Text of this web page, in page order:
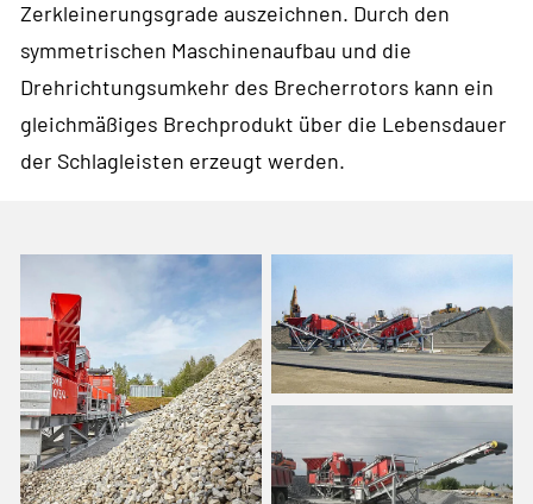
Zerkleinerungsgrade auszeichnen. Durch den
symmetrischen Maschinenaufbau und die
Drehrichtungsumkehr des Brecherrotors kann ein
gleichmäßiges Brechprodukt über die Lebensdauer
der Schlagleisten erzeugt werden.